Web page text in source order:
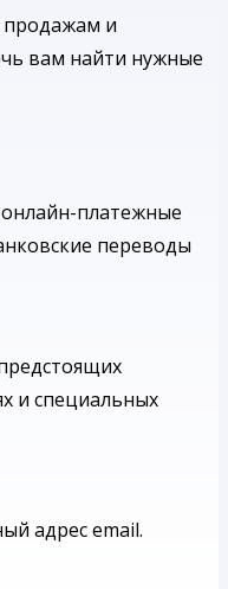
и
вам найти нужные
платежные
переводы
и специальных
адрес email.